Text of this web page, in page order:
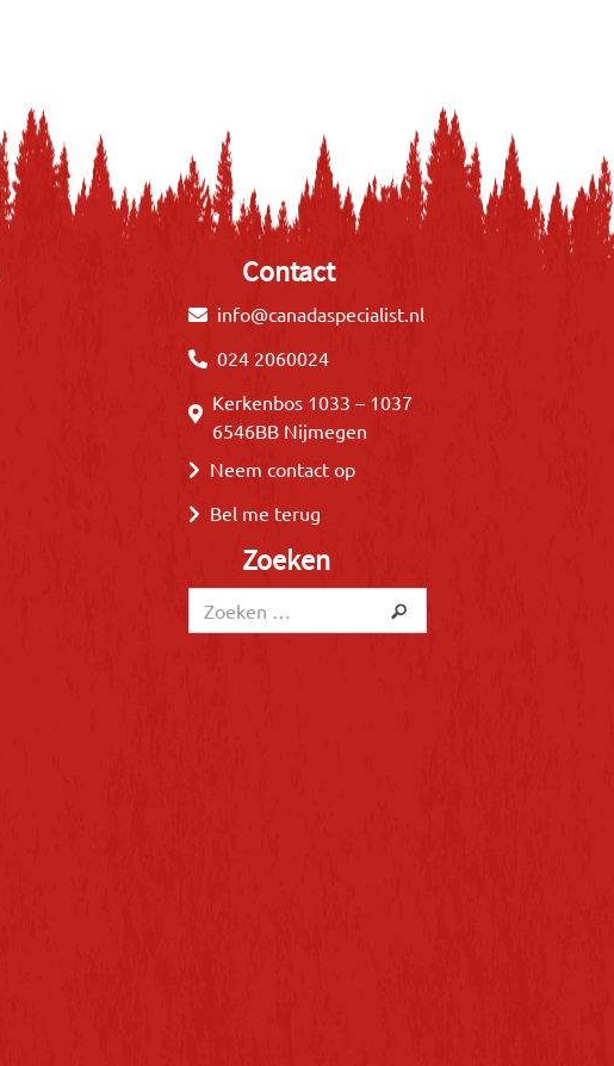
Contact
info@canadaspecialist.nl
024 2060024
Kerkenbos 1033 – 1037
6546BB Nijmegen
Neem contact op
Bel me terug
Zoeken